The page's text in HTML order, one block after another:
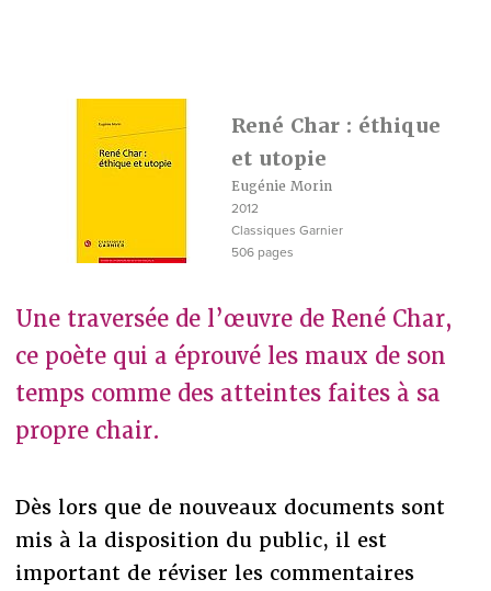
René Char : éthique
et utopie
Eugénie Morin
2012
Classiques Garnier
506 pages
Une traversée de l’œuvre de René Char,
ce poète qui a éprouvé les maux de son
temps comme des atteintes faites à sa
propre chair.
Dès lors que de nouveaux documents sont
mis à la disposition du public, il est
important de réviser les commentaires